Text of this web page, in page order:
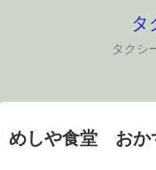
タ
タクシ
めしや食堂 おか